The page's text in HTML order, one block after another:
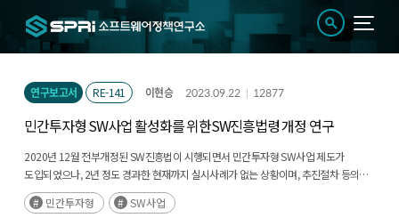
연구보고서 RE-141 이현승 2023.09.22 12877
민간투자형 SW사업 활성화를 위한SW진흥법령 개정 연구
2020년 12월 전부개정된 SW진흥법이 시행되면서 민간투자형 SW사업 제도가
도입되었으나, 2년 정도 경과한 현재까지 실시사례가 없는 상황이며, 추진절차 등의
규정이 명확하지 않다는 지적이 있다. 따라서 민간투자형 SW사업 제도 활성화를 위한
SW진흥법령의 개정방향에 관한 연구가 필요하다.(후략)
민간투자형 SW사업